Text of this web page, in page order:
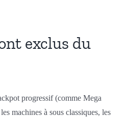
exclus du
progressif (comme Mega
machines à sous classiques, les